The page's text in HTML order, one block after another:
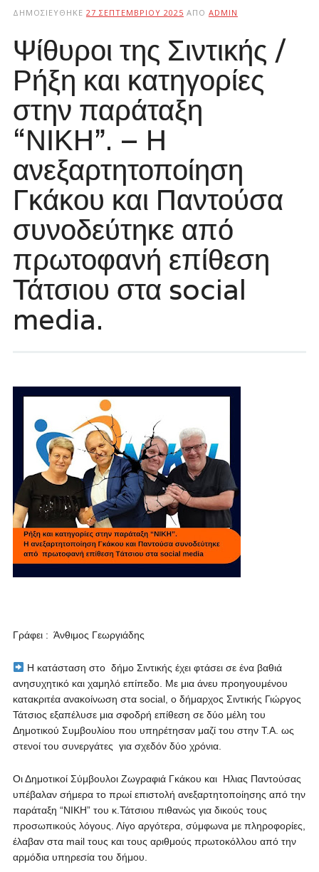
ΔΗΜΟΣΙΕΎΘΗΚΕ 27 ΣΕΠΤΕΜΒΡΊΟΥ 2025 ΑΠΌ ADMIN
Ψίθυροι της Σιντικής /
Ρήξη και κατηγορίες
στην παράταξη
“ΝΙΚΗ”. – Η
ανεξαρτητοποίηση
Γκάκου και Παντούσα
συνοδεύτηκε από
πρωτοφανή επίθεση
Τάτσιου στα social
media.
Γράφει : Άνθιμος Γεωργιάδης
Η κατάσταση στο δήμο Σιντικής έχει φτάσει σε ένα βαθιά
ανησυχητικό και χαμηλό επίπεδο. Με μια άνευ προηγουμένου
κατακριτέα ανακοίνωση στα social, ο δήμαρχος Σιντικής Γιώργος
Τάτσιος εξαπέλυσε μια σφοδρή επίθεση σε δύο μέλη του
Δημοτικού Συμβουλίου που υπηρέτησαν μαζί του στην Τ.Α. ως
στενοί του συνεργάτες για σχεδόν δύο χρόνια.
Οι Δημοτικοί Σύμβουλοι Ζωγραφιά Γκάκου και Ηλιας Παντούσας
υπέβαλαν σήμερα το πρωί επιστολή ανεξαρτητοποίησης από την
παράταξη “ΝΙΚΗ” του κ.Τάτσιου πιθανώς για δικούς τους
προσωπικούς λόγους. Λίγο αργότερα, σύμφωνα με πληροφορίες,
έλαβαν στα mail τους και τους αριθμούς πρωτοκόλλου από την
αρμόδια υπηρεσία του δήμου.